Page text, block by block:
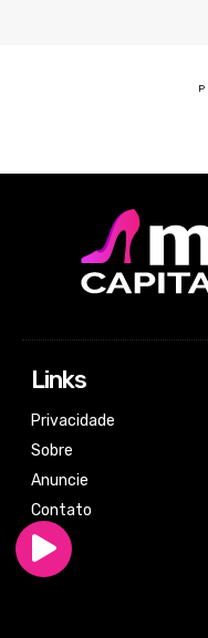
Links
Privacidade
Sobre
Anuncie
Contato